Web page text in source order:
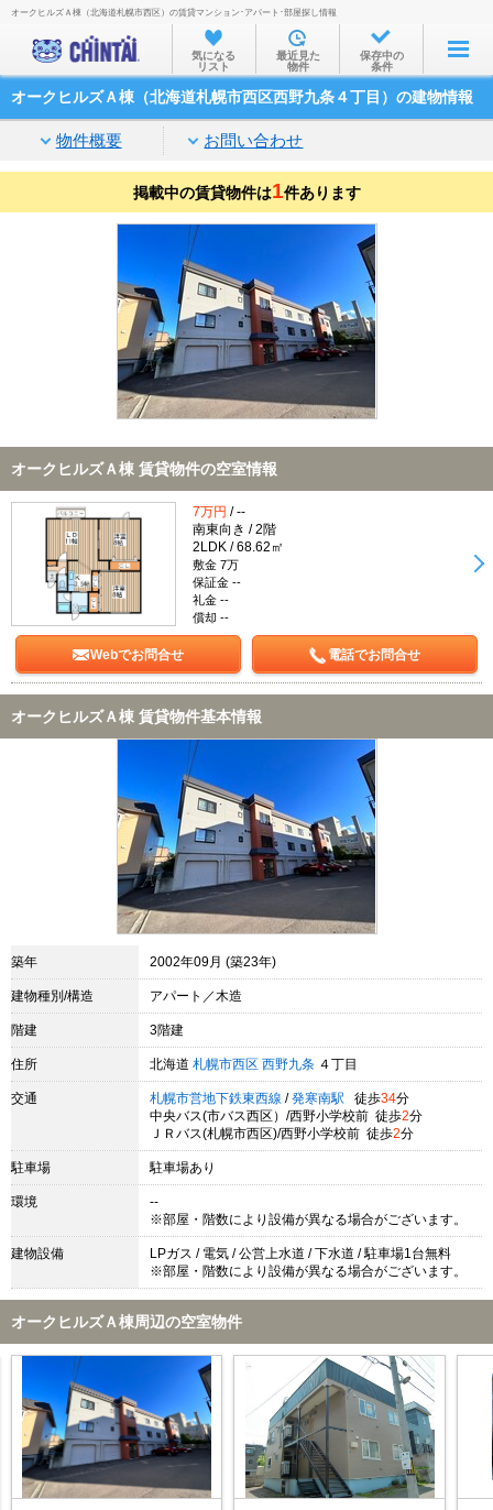
お部屋を探す
沿線・駅から
家賃相場から
通勤通学時間から
不動産会社から
TOP
オークヒルズＡ棟（北海道札幌市西区）の賃貸マンション･アパート･部屋探し情報
気になる
リスト
最近見た
物件
保存中の
条件
オークヒルズＡ棟（北海道札幌市西区西野九条４丁目）の建物情報
物件概要 お問い合わせ
掲載中の賃貸物件は1件あります
オークヒルズＡ棟 賃貸物件の空室情報
7万円 / --
南東向き / 2階
2LDK / 68.62㎡
敷金 7万
保証金 --
礼金 --
償却 --
Webでお問合せ 電話でお問合せ
オークヒルズＡ棟 賃貸物件基本情報
築年 2002年09月 (築23年)
建物種別/構造 アパート／木造
階建 3階建
住所 北海道 札幌市西区 西野九条 ４丁目
交通 札幌市営地下鉄東西線 / 発寒南駅 徒歩34分
中央バス(市バス西区）/西野小学校前 徒歩2分
ＪＲバス(札幌市西区)/西野小学校前 徒歩2分
駐車場 駐車場あり
環境
--
※部屋・階数により設備が異なる場合がございます。
建物設備
LPガス / 電気 / 公営上水道 / 下水道 / 駐車場1台無料
※部屋・階数により設備が異なる場合がございます。
オークヒルズＡ棟周辺の空室物件